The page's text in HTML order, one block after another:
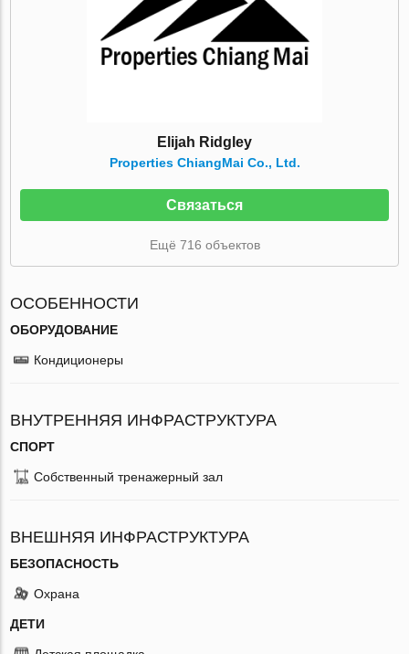
Elijah Ridgley
Properties ChiangMai Co., Ltd.
Связаться
Ещё 716 объектов
ОСОБЕННОСТИ
ОБОРУДОВАНИЕ
Кондиционеры
ВНУТРЕННЯЯ ИНФРАСТРУКТУРА
СПОРТ
Собственный тренажерный зал
ВНЕШНЯЯ ИНФРАСТРУКТУРА
БЕЗОПАСНОСТЬ
Охрана
ДЕТИ